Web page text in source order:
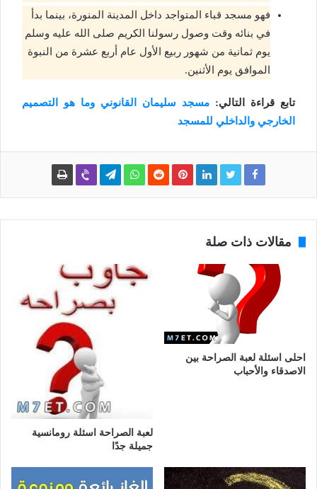
فهو مسجد قباء المتواجد داخل المدينة المنورة، بينما بدأ
في بنائه وقت وصول رسولنا الكريم صلى الله عليه وسلم
يوم ثمانية من شهور ربيع الأول عام أربع عشرة من النبوة
الموافق يوم الأثنين.
تابع قراءة التالي: مسجد سليمان القانوني وما هو التصميم
الخارجي والداخلي للمسجد
مقالات ذات صلة
احلى اسئلة لعبة الصراحة بين
الاصدقاء والأحباب
لعبة الصراحة اسئلة رومانسية
جميلة جدًا